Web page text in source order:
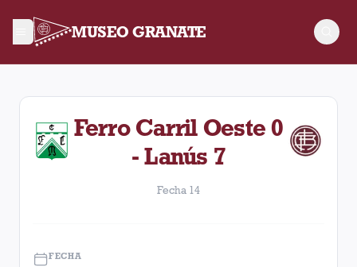
MUSEO GRANATE
Fecha 14. Partido entre Lanús y Ferro Carril Oeste
Ferro Carril Oeste 0
- Lanús 7
Fecha 14
FECHA